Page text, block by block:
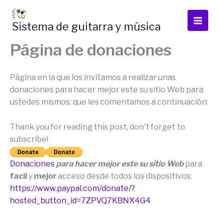
content
Sistema de guitarra y música
Página de donaciones
Página en la que los invitamos a realizar unas
donaciones para hacer mejor este su sitio Web para
ustedes mismos; que les comentamos a continuación:
Thank you for reading this post, don't forget to
subscribe!
Donaciones para hacer mejor este su sitio Webpara
facily mejoracceso desde todos los dispositivos:
https://www.paypal.com/donate/?
hosted_button_id=7ZPVQ7KBNX4G4